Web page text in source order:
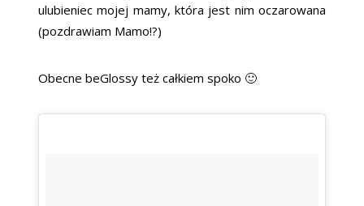
ulubieniec mojej mamy, która jest nim oczarowana
(pozdrawiam Mamo!?)
Obecne beGlossy też całkiem spoko 🙂